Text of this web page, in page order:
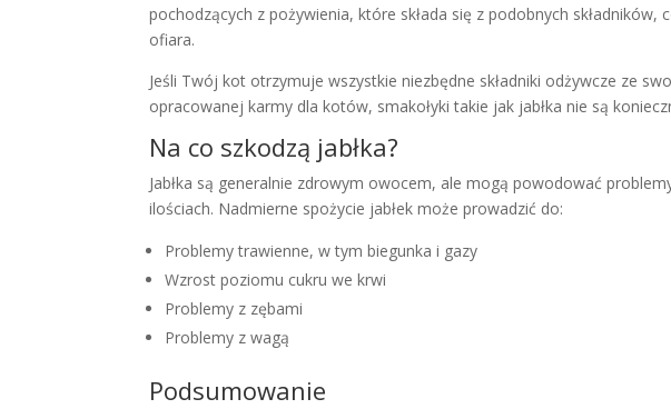
pochodzących z pożywienia, które składa się z podobnych
ofiara.
Jeśli Twój kot otrzymuje wszystkie niezbędne składniki odżywcze ze
opracowanej karmy dla kotów, smakołyki takie jak jabłka nie są
Na co szkodzą jabłka?
Jabłka są generalnie zdrowym owocem, ale mogą powodować
ilościach. Nadmierne spożycie jabłek może prowadzić do:
Problemy trawienne, w tym biegunka i gazy
Wzrost poziomu cukru we krwi
Problemy z zębami
Problemy z wagą
Podsumowanie